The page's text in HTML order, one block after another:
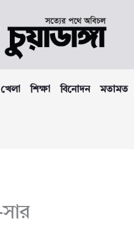
খেলা শিক্ষা বিনোদন মতামত